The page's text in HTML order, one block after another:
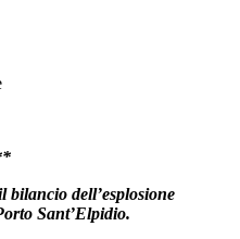
bilancio dell’esplosione
Sant’Elpidio.